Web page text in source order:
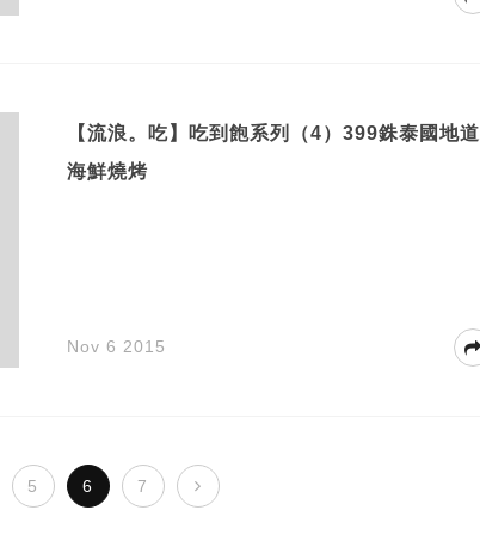
【流浪。吃】吃到飽系列（4）399銖泰國地道
海鮮燒烤
Nov 6 2015
5 6 7